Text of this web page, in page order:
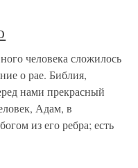
человека сложилось
о рае. Библия,
нами прекрасный
Адам, в
из его ребра; есть